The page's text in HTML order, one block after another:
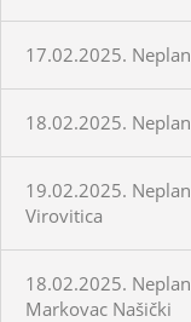
17.02.2025.
18.02.2025.
19.02.2025.
Virovitica
18.02.2025.
Markovac Našički